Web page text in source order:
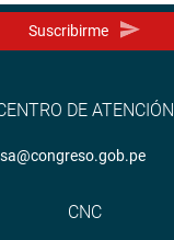
Suscribirme
DE ATENCIÓN
CNC